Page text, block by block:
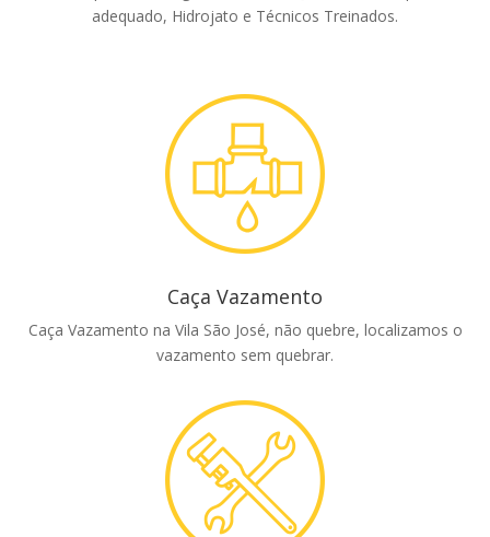
adequado, Hidrojato e Técnicos Treinados.
Caça Vazamento
Caça Vazamento na Vila São José, não quebre, localizamos o
vazamento sem quebrar.